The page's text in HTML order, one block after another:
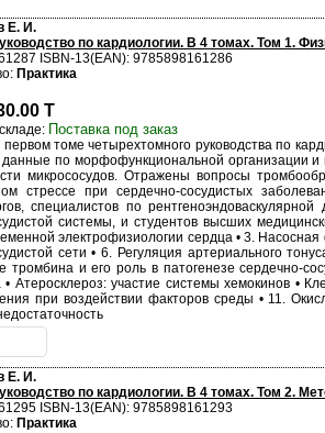
Е. И.
по кардиологии. В 4 томах. Том 1.
ISBN-13(EAN): 9785898161286
Практика
T
Поставка под заказ
томе четырехтомного руководства по
по морфофункциональной организации и
микрососудов. Отражены вопросы
стрессе при сердечно-сосудистых
специалистов по
системы, и студентов высших
электрофизиологии сердца • 3.
сети • 6. Регуляция артериального
тромбина и его роль в патогенезе сердечно-
• Атеросклероз: участие системы хемокинов
при воздействии факторов среды • 11.
Е. И.
по кардиологии. В 4 томах. Том 2.
ISBN-13(EAN): 9785898161293
Практика